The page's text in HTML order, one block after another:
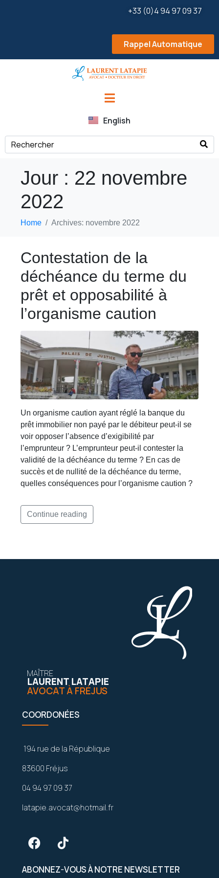
+33 (0)4 94 97 09 37
Rappel Automatique
English
Jour : 22 novembre
2022
Home Archives: novembre 2022
Contestation de la
déchéance du terme du
prêt et opposabilité à
l’organisme caution
Un organisme caution ayant réglé la banque du
prêt immobilier non payé par le débiteur peut-il se
voir opposer l’absence d’exigibilité par
l’emprunteur ? L’emprunteur peut-il contester la
validité de la déchéance du terme ? En cas de
succès et de nullité de la déchéance du terme,
quelles conséquences pour l’organisme caution ?
Continue reading
MAÎTRE
LAURENT LATAPIE
AVOCAT À FRÉJUS
COORDONÉES
194 rue de la République
83600 Fréjus
04 94 97 09 37
latapie.avocat@hotmail.fr
ABONNEZ-VOUS À NOTRE NEWSLETTER